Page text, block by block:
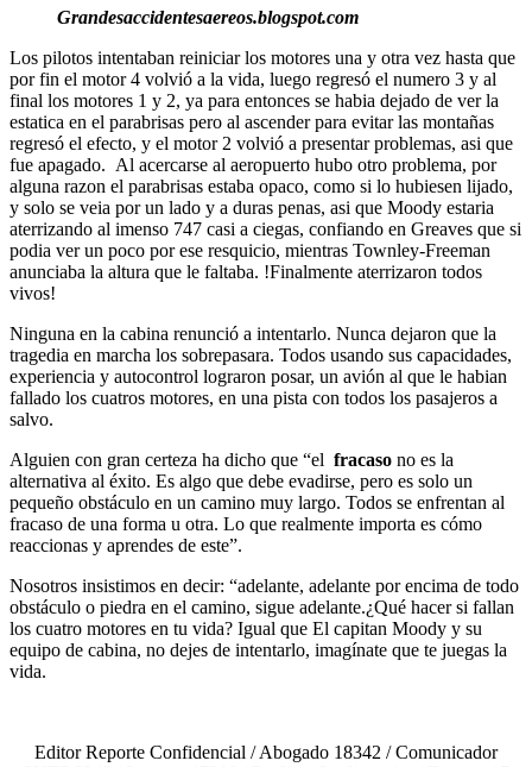
Grandesaccidentesaereos.blogspot.com
Los pilotos intentaban reiniciar los motores una y otra vez hasta que
por fin el motor 4 volvió a la vida, luego regresó el numero 3 y al
final los motores 1 y 2, ya para entonces se habia dejado de ver la
estatica en el parabrisas pero al ascender para evitar las montañas
regresó el efecto, y el motor 2 volvió a presentar problemas, asi que
fue apagado. Al acercarse al aeropuerto hubo otro problema, por
alguna razon el parabrisas estaba opaco, como si lo hubiesen lijado,
y solo se veia por un lado y a duras penas, asi que Moody estaria
aterrizando al imenso 747 casi a ciegas, confiando en Greaves que si
podia ver un poco por ese resquicio, mientras Townley-Freeman
anunciaba la altura que le faltaba. !Finalmente aterrizaron todos
vivos!
Ninguna en la cabina renunció a intentarlo. Nunca dejaron que la
tragedia en marcha los sobrepasara. Todos usando sus capacidades,
experiencia y autocontrol lograron posar, un avión al que le habian
fallado los cuatros motores, en una pista con todos los pasajeros a
salvo.
Alguien con gran certeza ha dicho que “el fracaso no es la
alternativa al éxito. Es algo que debe evadirse, pero es solo un
pequeño obstáculo en un camino muy largo. Todos se enfrentan al
fracaso de una forma u otra. Lo que realmente importa es cómo
reaccionas y aprendes de este”.
Nosotros insistimos en decir: “adelante, adelante por encima de todo
obstáculo o piedra en el camino, sigue adelante.¿Qué hacer si fallan
los cuatro motores en tu vida? Igual que El capitan Moody y su
equipo de cabina, no dejes de intentarlo, imagínate que te juegas la
vida.
Editor Reporte Confidencial / Abogado 18342 / Comunicador